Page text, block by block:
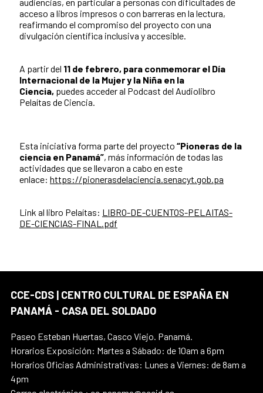
acceso a libros impresos o con barreras en la lectura,
reafirmando el compromiso del proyecto con una
divulgación científica inclusiva y accesible.
A partir del 11 de febrero, para conmemorar el Día
Internacional de la Mujer y la Niña en la
Ciencia, puedes acceder al Podcast del Audiolibro
Pelaítas de Ciencia.
Esta iniciativa forma parte del proyecto “Pioneras de la
ciencia en Panamá”, más información de todas las
actividades que se llevaron a cabo en este
enlace: https://pionerasdelaciencia.senacyt.gob.pa
Link al libro Pelaítas: LIBRO-DE-CUENTOS-PELAITAS-
DE-CIENCIAS-FINAL.pdf
CCE-CDS | CENTRO CULTURAL DE ESPAÑA EN
PANAMÁ - CASA DEL SOLDADO
Paseo Esteban Huertas, Casco Viejo. Panamá.
Horarios Exposición: Martes a Sábado: de 10am a 6pm
Horarios Oficias Administrativas: Lunes a Viernes: de 8am a
4pm